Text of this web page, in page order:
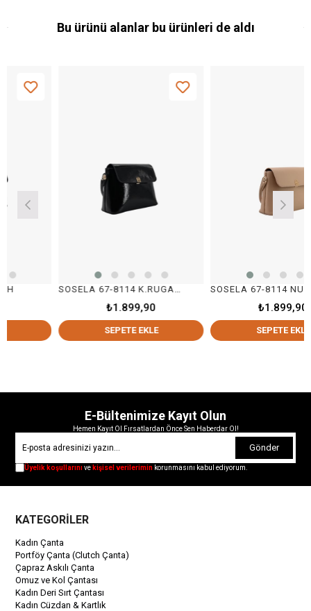
Bu ürünü alanlar bu ürünleri de aldı
SOSELA 67-8114 K.RUGAN SİYAH
₺1.899,90
SEPETE EKLE
SOSELA 67-8114 NUDE
₺1.899,90
SEPETE EKLE
E-Bültenimize Kayıt Olun
Hemen Kayıt Ol Fırsatlardan Önce Sen Haberdar Ol!
Gönder
Üyelik koşullarınıve kişisel verilerimin korunmasını kabul ediyorum.
KATEGORİLER
Kadın Çanta
Portföy Çanta (Clutch Çanta)
Çapraz Askılı Çanta
Omuz ve Kol Çantası
Kadın Deri Sırt Çantası
Kadın Cüzdan & Kartlık